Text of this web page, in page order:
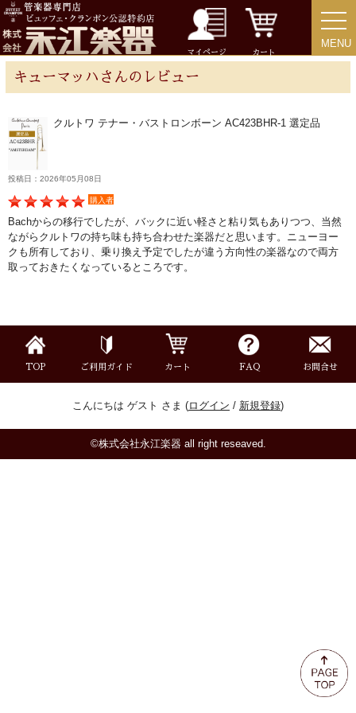
マイページ カート
MENU
MENU
キューマッハさんのレビュー
クルトワ テナー・バストロンボーン AC423BHR-1 選定品
投稿日：2026年05月08日
購入者
Bachからの移行でしたが、バックに近い軽さと粘り気もありつつ、当然
ながらクルトワの持ち味も持ち合わせた楽器だと思います。ニューヨー
クも所有しており、乗り換え予定でしたが違う方向性の楽器なので両方
取っておきたくなっているところです。
TOP ご利用ガイド カート FAQ お問合せ
こんにちは ゲスト さま (ログイン / 新規登録)
©株式会社永江楽器 all right reseaved.
チューバ
リード＆リードケース
マウスピース＆ポーチ
リガチャー＆キャップ
ミュート
楽器ケース＆ケースカバー
楽器スタンド